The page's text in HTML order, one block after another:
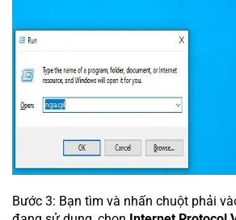
Bước 3: Bạn tìm và nhấn chuột phải